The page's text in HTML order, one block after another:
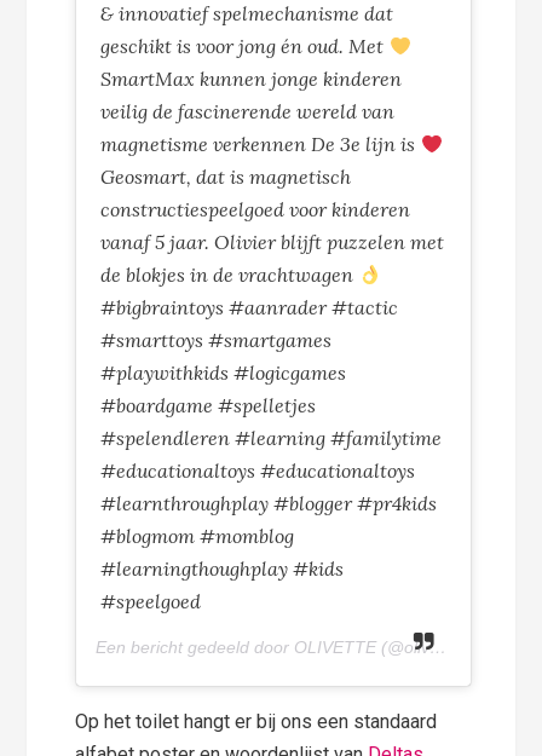
& innovatief spelmechanisme dat
geschikt is voor jong én oud. Met
SmartMax kunnen jonge kinderen
veilig de fascinerende wereld van
magnetisme verkennen De 3e lijn is
Geosmart, dat is magnetisch
constructiespeelgoed voor kinderen
vanaf 5 jaar. Olivier blijft puzzelen met
de blokjes in de vrachtwagen
#bigbraintoys #aanrader #tactic
#smarttoys #smartgames
#playwithkids #logicgames
#boardgame #spelletjes
#spelendleren #learning #familytime
#educationaltoys #educationaltoys
#learnthroughplay #blogger #pr4kids
#blogmom #momblog
#learningthoughplay⁣⁣ #kids
#speelgoed
Een bericht gedeeld door OLIVETTE (@olivettepuntnl) op
Op het toilet hangt er bij ons een standaard